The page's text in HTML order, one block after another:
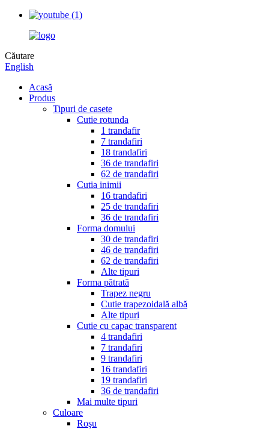
Căutare
English
Acasă
Produs
Tipuri de casete
Cutie rotunda
1 trandafir
7 trandafiri
18 trandafiri
36 de trandafiri
62 de trandafiri
Cutia inimii
16 trandafiri
25 de trandafiri
36 de trandafiri
Forma domului
30 de trandafiri
46 de trandafiri
62 de trandafiri
Alte tipuri
Forma pătrată
Trapez negru
Cutie trapezoidală albă
Alte tipuri
Cutie cu capac transparent
4 trandafiri
7 trandafiri
9 trandafiri
16 trandafiri
19 trandafiri
36 de trandafiri
Mai multe tipuri
Culoare
Roşu